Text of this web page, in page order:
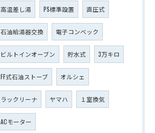
高温差し湯 PS標準設置 直圧式
石油給湯器交換 電子コンベック
ビルトインオーブン 貯水式 3万キロ
FF式石油ストーブ オルシェ
ラックリーナ ヤマハ １室換気
ACモーター